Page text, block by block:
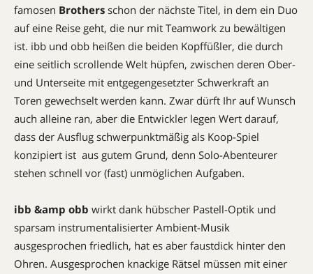
famosen Brothers schon der nächste Titel, in dem ein Duo
auf eine Reise geht, die nur mit Teamwork zu bewältigen
ist. ibb und obb heißen die beiden Kopffüßler, die durch
eine seitlich scrollende Welt hüpfen, zwischen deren Ober-
und Unterseite mit entgegengesetzter Schwerkraft an
Toren gewechselt werden kann. Zwar dürft Ihr auf Wunsch
auch alleine ran, aber die Entwickler legen Wert darauf,
dass der Ausflug schwerpunktmäßig als Koop-Spiel
konzipiert ist  aus gutem Grund, denn Solo-Abenteurer
stehen schnell vor (fast) unmöglichen Aufgaben.
ibb &amp obb wirkt dank hübscher Pastell-Optik und
sparsam instrumentalisierter Ambient-Musik
ausgesprochen friedlich, hat es aber faustdick hinter den
Ohren. Ausgesprochen knackige Rätsel müssen mit einer